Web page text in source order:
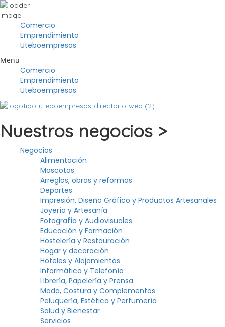
Comercio
Emprendimiento
Uteboempresas
Menu
Comercio
Emprendimiento
Uteboempresas
Nuestros negocios >
Negocios
Alimentación
Mascotas
Arreglos, obras y reformas
Deportes
Impresión, Diseño Gráfico y Productos Artesanales
Joyería y Artesanía
Fotografía y Audiovisuales
Educación y Formación
Hostelería y Restauración
Hogar y decoración
Hoteles y Alojamientos
Informática y Telefonía
Librería, Papelería y Prensa
Moda, Costura y Complementos
Peluquería, Estética y Perfumería
Salud y Bienestar
Servicios